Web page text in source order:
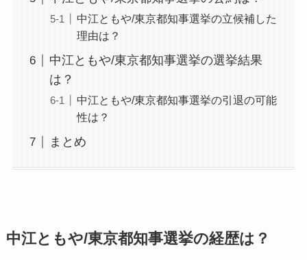
中江ともや/東京都知事選挙の立候補した
理由は？
中江ともや/東京都知事選挙の選挙結果
は？
中江ともや/東京都知事選挙の引退の可能
性は？
まとめ
中江ともや/東京都知事選挙の経歴は？